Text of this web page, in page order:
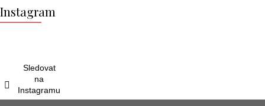
á
p
Instagram
Sledovat
na
Instagramu